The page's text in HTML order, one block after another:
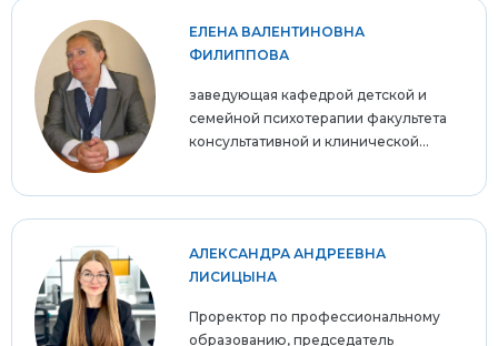
ЕЛЕНА ВАЛЕНТИНОВНА
ФИЛИППОВА
заведующая кафедрой детской и
семейной психотерапии факультета
консультативной и клинической...
АЛЕКСАНДРА АНДРЕЕВНА
ЛИСИЦЫНА
Проректор по профессиональному
образованию, председатель